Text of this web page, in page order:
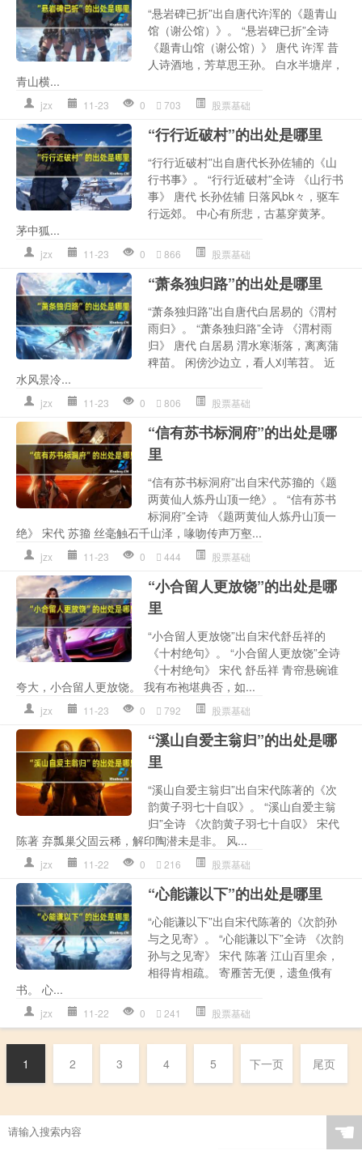
“悬岩碑已折”出自唐代许浑的《题青山
馆（谢公馆）》。 “悬岩碑已折”全诗
《题青山馆（谢公馆）》 唐代 许浑 昔
人诗酒地，芳草思王孙。 白水半塘岸，
青山横...
jzx 11-23 0 703 股票基础
“行行近破村”的出处是哪里
“行行近破村”出自唐代长孙佐辅的《山
行书事》。 “行行近破村”全诗 《山行书
事》 唐代 长孙佐辅 日落风bk々，驱车
行远郊。 中心有所悲，古墓穿黄茅。
茅中狐...
jzx 11-23 0 866 股票基础
“萧条独归路”的出处是哪里
“萧条独归路”出自唐代白居易的《渭村
雨归》。 “萧条独归路”全诗 《渭村雨
归》 唐代 白居易 渭水寒渐落，离离蒲
稗苗。 闲傍沙边立，看人刈苇苕。 近
水风景冷...
jzx 11-23 0 806 股票基础
“信有苏书标洞府”的出处是哪
里
“信有苏书标洞府”出自宋代苏籀的《题
两黄仙人炼丹山顶一绝》。 “信有苏书
标洞府”全诗 《题两黄仙人炼丹山顶一
绝》 宋代 苏籀 丝毫触石千山泽，喙吻传声万壑...
jzx 11-23 0 444 股票基础
“小合留人更放饶”的出处是哪
里
“小合留人更放饶”出自宋代舒岳祥的
《十村绝句》。 “小合留人更放饶”全诗
《十村绝句》 宋代 舒岳祥 青帘悬碗谁
夸大，小合留人更放饶。 我有布袍堪典否，如...
jzx 11-23 0 792 股票基础
“溪山自爱主翁归”的出处是哪
里
“溪山自爱主翁归”出自宋代陈著的《次
韵黄子羽七十自叹》。 “溪山自爱主翁
归”全诗 《次韵黄子羽七十自叹》 宋代
陈著 弃瓢巢父固云稀，解印陶潜未是非。 风...
jzx 11-22 0 216 股票基础
“心能谦以下”的出处是哪里
“心能谦以下”出自宋代陈著的《次韵孙
与之见寄》。 “心能谦以下”全诗 《次韵
孙与之见寄》 宋代 陈著 江山百里余，
相得肯相疏。 寄雁苦无便，遗鱼俄有
书。 心...
jzx 11-22 0 241 股票基础
1 2 3 4 5 下一页 尾页
☚